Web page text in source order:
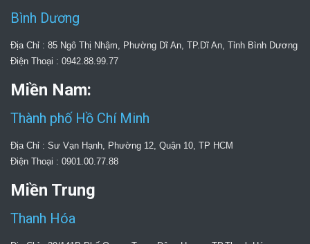
Bình Dương
Địa Chỉ : 85 Ngô Thị Nhậm, Phường Dĩ An, TP.Dĩ An, Tỉnh Bình Dương
Điện Thoại : 0942.88.99.77
Miền Nam:
Thành phố Hồ Chí Minh
Địa Chỉ : Sư Vạn Hạnh, Phường 12, Quận 10, TP HCM
Điện Thoại : 0901.00.77.88
Miền Trung
Thanh Hóa